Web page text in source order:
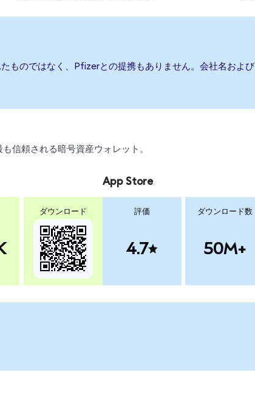
ものではなく、Pfizerとの提携もありません。会社名およ
信頼される暗号資産ウォレット。
ダウンロード
App Store
評価
4.7
ダウンロード数
50M+